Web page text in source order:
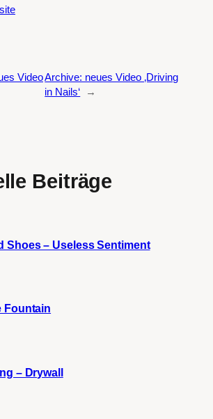
VideoArchive: neues Video ‚Driving
in Nails‘
→
Beiträge
Shoes – Useless Sentiment
Fountain
– Drywall